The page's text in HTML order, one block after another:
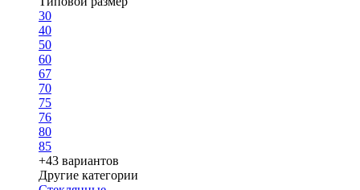
30
40
50
60
67
70
75
76
80
85
+43 вариантов
Другие категории